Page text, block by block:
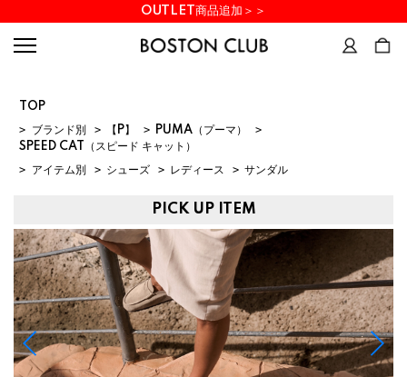
OUTLET商品追加＞＞
TOP
> ブランド別 > 【P】 > PUMA（プーマ）
>
SPEED CAT（スピード キャット）
> アイテム別 > シューズ > レディース > サンダル
PICK UP ITEM